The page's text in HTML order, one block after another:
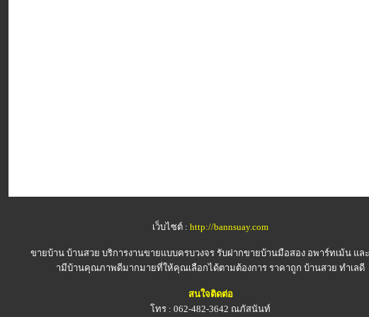
เว็บไซต์ : http://bannsuay.com
ขายบ้าน บ้านสวย บริการงานขายแบบครบวงจร รับฝากขายบ้านมือสอง อพาร์ทเม้น แล
ามีบ้านคุณภาพดีมากมายที่ให้คุณเลือกได้ตามต้องการ ราคาถูก บ้านสวย ทำเลดี
สนใจติดต่อ
โทร : 062-482-3642 ณภัสนันท์